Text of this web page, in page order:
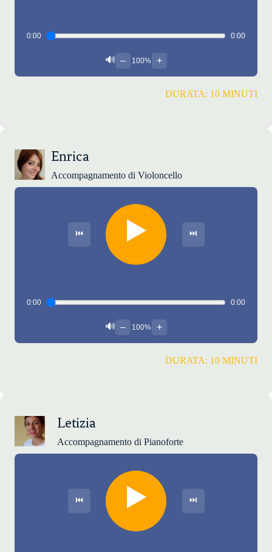
0:00 0:00
🔊 – 100% +
DURATA: 10 MINUTI
Enrica
Accompagnamento di Violoncello
⏮ ▶️ ⏭
0:00 0:00
🔊 – 100% +
DURATA: 10 MINUTI
Letizia
Accompagnamento di Pianoforte
⏮ ▶️ ⏭